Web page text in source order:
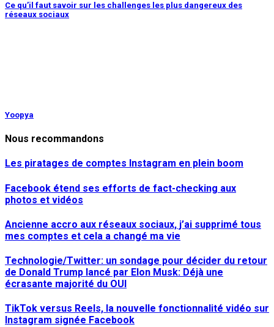
Ce qu’il faut savoir sur les challenges les plus dangereux des
réseaux sociaux
Yoopya
Nous recommandons
Les piratages de comptes Instagram en plein boom
Facebook étend ses efforts de fact-checking aux
photos et vidéos
Ancienne accro aux réseaux sociaux, j’ai supprimé tous
mes comptes et cela a changé ma vie
Technologie/Twitter: un sondage pour décider du retour
de Donald Trump lancé par Elon Musk: Déjà une
écrasante majorité du OUI
TikTok versus Reels, la nouvelle fonctionnalité vidéo sur
Instagram signée Facebook